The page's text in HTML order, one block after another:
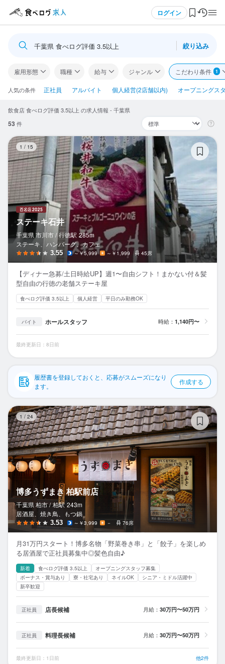
ログイン
ログイン・無料会員登録
食べログ求人TOP
求人検索
閲覧履歴
気になる求人
検索履歴・保存した条件
応募履歴
WEB履歴書
スカウト・メルマガ受信設定
ヘルプ・お問い合わせフォーム
掲載をご検討の店舗様へ
食べログ求人PRESS
プライバシーポリシー
利用規約
千葉県 食べログ評価 3.5以上 絞り込み
雇用形態 職種 給与 ジャンル こだわり条件 1
人気の条件 正社員 アルバイト 個人経営(2店舗以内) オープニングス
飲食店 食べログ評価 3.5以上 の求人情報 - 千葉県
53 件
1 / 15
ステーキ石井
千葉県 市川市 / 行徳駅 285m
ステーキ、ハンバーグ、カフェ
3.55 ～￥5,999 ～￥1,999 45席
【ディナー急募/土日時給UP】週1〜自由シフト！まかない付＆髪
型自由の行徳の老舗ステーキ屋
食べログ評価 3.5以上 個人経営 平日のみ勤務OK
バイト ホールスタッフ 時給： 1,140円〜
最終更新日：8日前
履歴書を登録しておくと、応募がスムーズになり
ます。
作成する
1 / 24
博多うずまき 柏駅前店
千葉県 柏市 / 柏駅 243m
居酒屋、焼き鳥、もつ鍋
3.53 ～￥3,999 － 76席
月31万円スタート！博多名物「野菜巻き串」と「餃子」を楽しめ
る居酒屋で正社員募集中◎髪色自由♪
新着 食べログ評価 3.5以上
オープニングスタッフ募集
ボーナス・賞与あり
寮・社宅あり ネイルOK
シニア・ミドル活躍中
新卒歓迎
正社員 店長候補 月給： 30万円〜50万円
正社員 料理長候補 月給： 30万円〜50万円
最終更新日：1日前 他2件